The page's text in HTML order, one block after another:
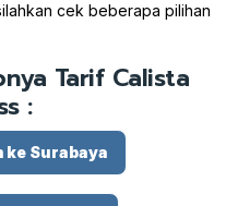
cek beberapa pilihan
Tarif Calista
:
Surabaya